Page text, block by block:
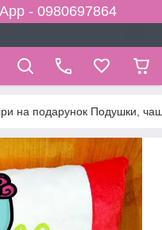
- 0980697864
на подарунок Подушки,